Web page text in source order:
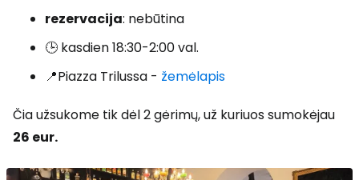
rezervacija: nebūtina
🕒 kasdien 18:30-2:00 val.
📍Piazza Trilussa - žemėlapis
Čia užsukome tik dėl 2 gėrimų, už kuriuos sumokėjau
26 eur.